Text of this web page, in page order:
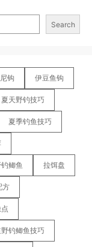
Search
钩 伊豆鱼钩
夏天野钓技巧
夏季钓鱼技巧
鲫鱼 拉饵盘
方
钓鲫鱼技巧